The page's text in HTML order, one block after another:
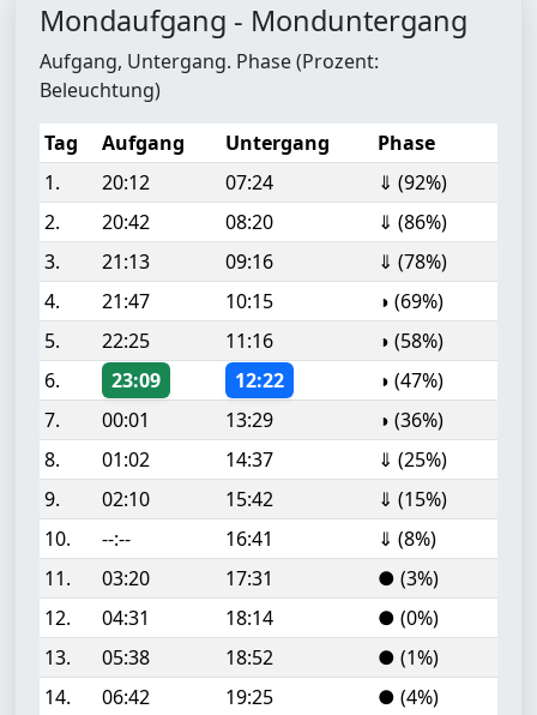
Mondaufgang - Monduntergang
Aufgang, Untergang. Phase (Prozent:
Beleuchtung)
Tag
Aufgang Untergang
Phase
1.
20:12 07:24
⇓ (92%)
2.
20:42 08:20
⇓ (86%)
3.
21:13 09:16
⇓ (78%)
4.
21:47 10:15
◑ (69%)
5.
22:25 11:16
◑ (58%)
6.
23:09 12:22
◑ (47%)
7.
00:01 13:29
◑ (36%)
8.
01:02 14:37
⇓ (25%)
9.
02:10 15:42
⇓ (15%)
10.
--:-- 16:41
⇓ (8%)
11.
03:20 17:31
● (3%)
12.
04:31 18:14
● (0%)
13.
05:38 18:52
● (1%)
14.
06:42 19:25
● (4%)